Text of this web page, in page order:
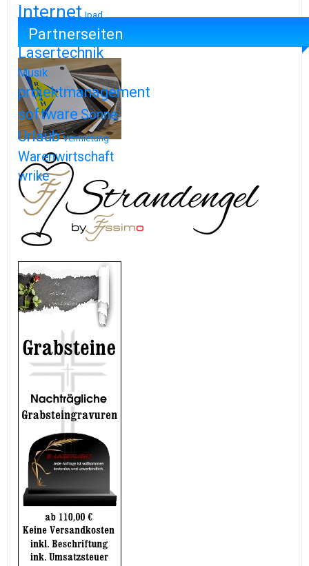
Internet Ipad
Iphone
Lasertechnik
Musik
projektmanagement
softwareSonne
Urlaub Vermietung
Warenwirtschaft
wrike
Partnerseiten